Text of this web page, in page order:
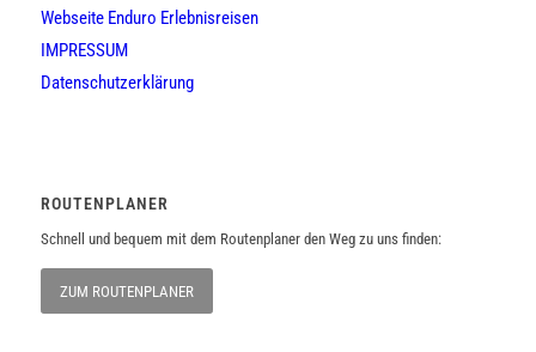
Webseite Enduro Erlebnisreisen
IMPRESSUM
Datenschutzerklärung
ROUTENPLANER
Schnell und bequem mit dem Routenplaner den Weg zu uns finden:
ZUM ROUTENPLANER